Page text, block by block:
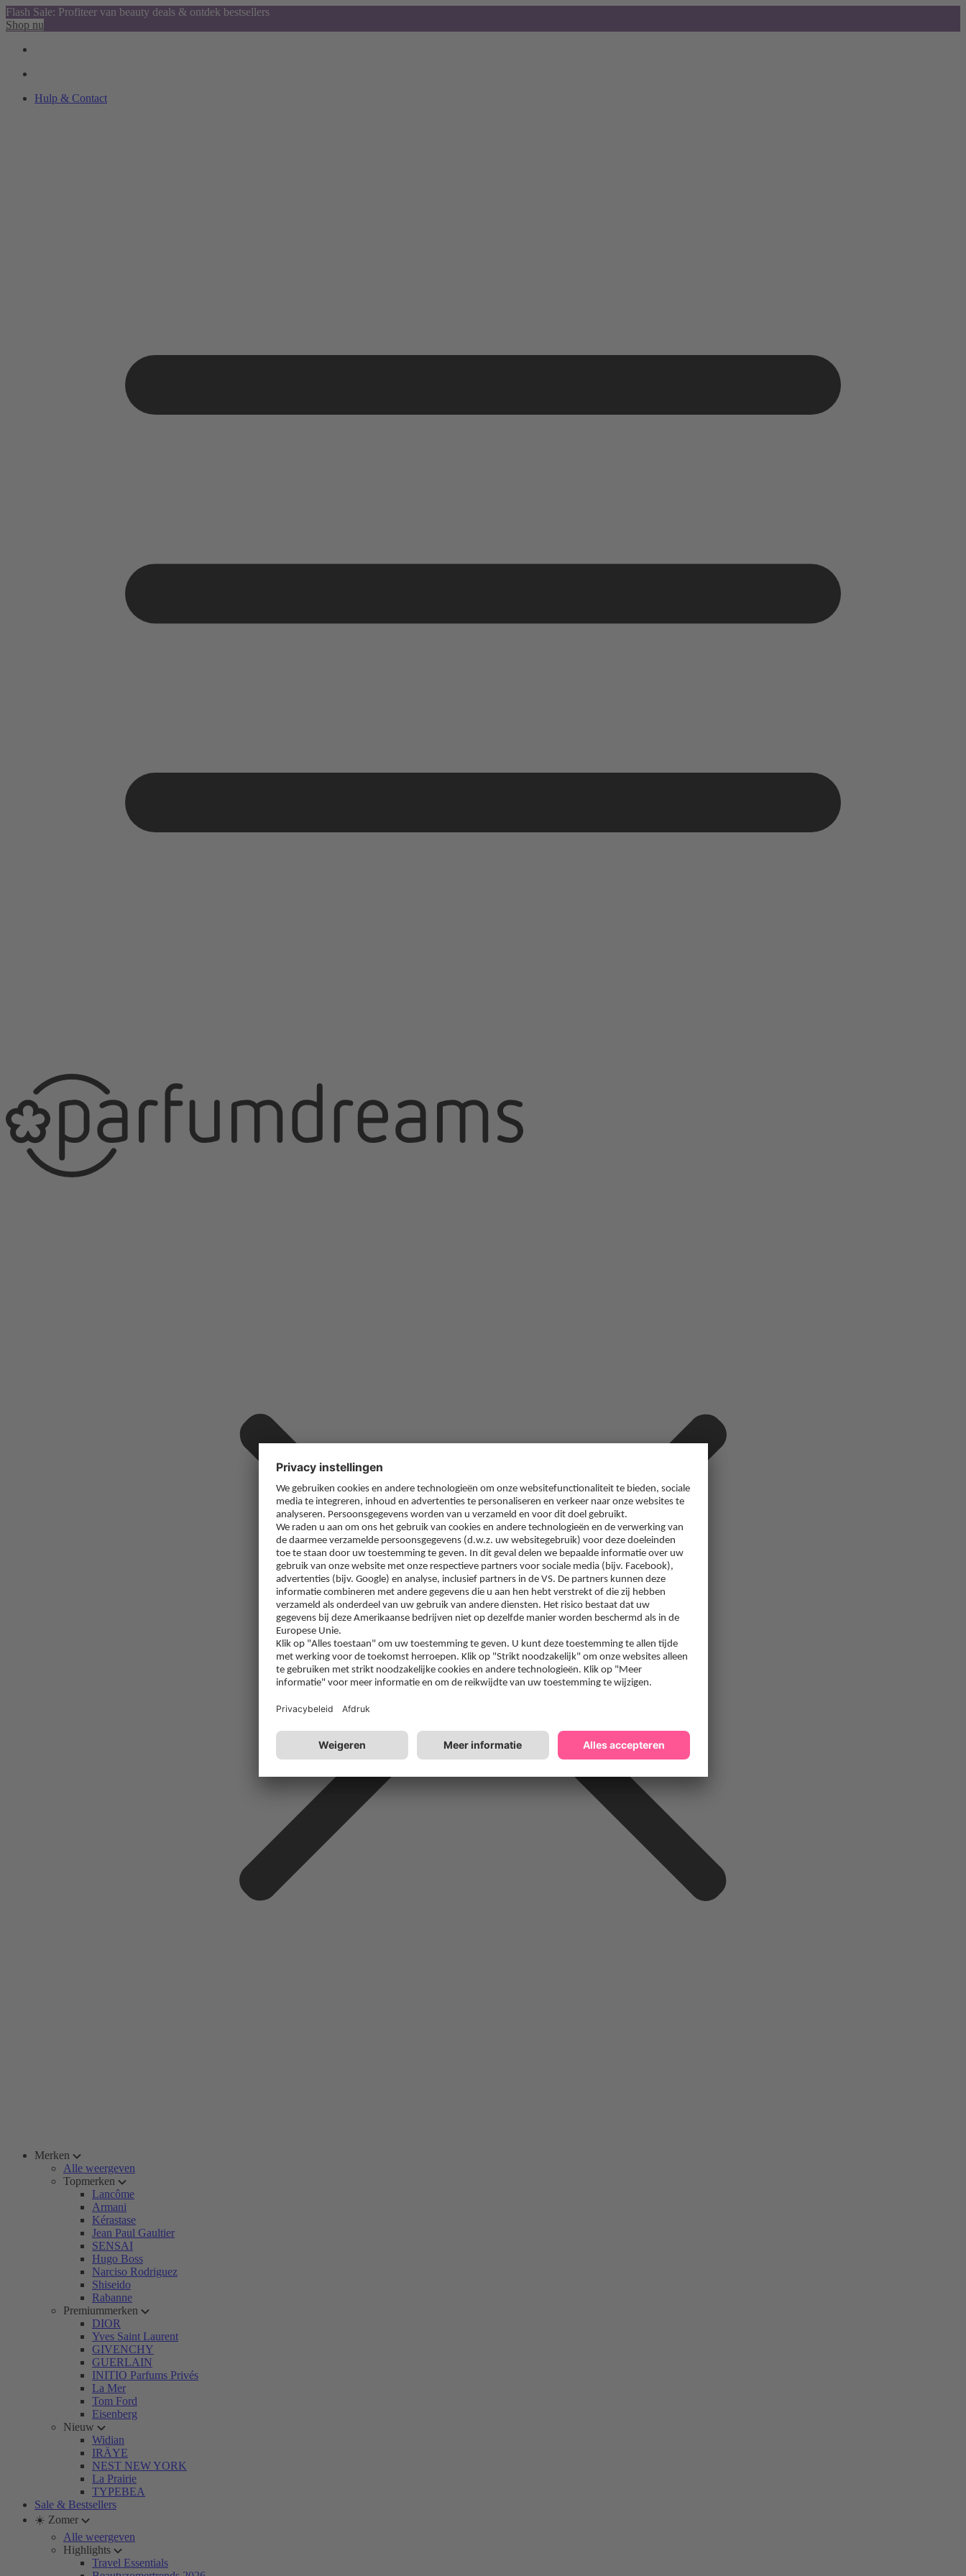
Flash Sale: Profiteer van beauty deals & ontdek bestsellers
Shop nu
Hulp & Contact
Merken
Alle weergeven
Topmerken
Lancôme
Armani
Kérastase
Jean Paul Gaultier
SENSAI
Hugo Boss
Narciso Rodriguez
Shiseido
Rabanne
Premiummerken
DIOR
Yves Saint Laurent
GIVENCHY
GUERLAIN
INITIO Parfums Privés
La Mer
Tom Ford
Eisenberg
Nieuw
Widian
IRÄYE
NEST NEW YORK
La Prairie
TYPEBEA
Sale & Bestsellers
☀️ Zomer
Alle weergeven
Highlights
Travel Essentials